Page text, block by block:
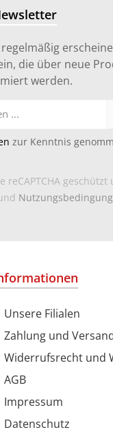
die über neue
werden.
zur Kenntnis
reCAPTCHA
Unsere Filialen
Zahlung und
Widerrufsrecht und
AGB
Impressum
Datenschutz